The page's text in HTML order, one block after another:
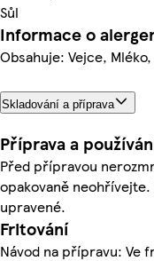
Sůl
Informace o
Obsahuje: Vejce,
Skladování a příprava
Příprava a
Před přípravou
opakovaně
upravené.
Fritování
Návod na přípravu: Ve